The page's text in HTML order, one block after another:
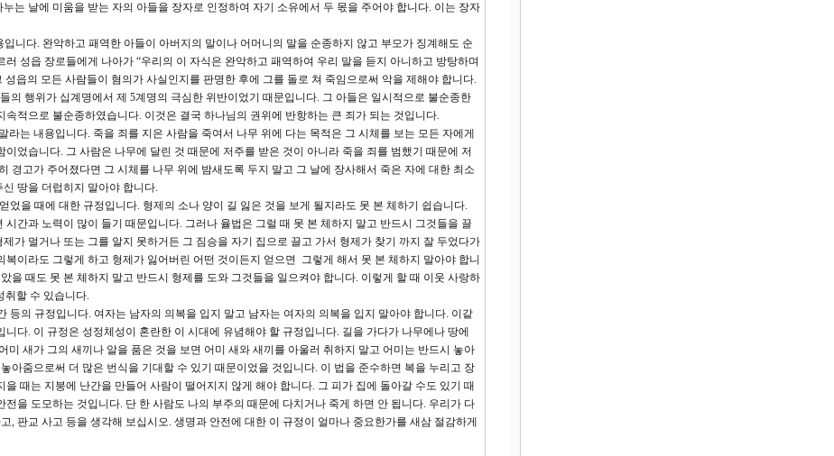
는 날에 미움을 받는 자의 아들을 장자로 인정하여 자기 소유에서 두 몫을 주어야 합니다. 이는 장자
니다. 완악하고 패역한 아들이 아버지의 말이나 어머니의 말을 순종하지 않고 부모가 징계해도 순
성읍 장로들에게 나아가 “우리의 이 자식은 완악하고 패역하여 우리 말을 듣지 아니하고 방탕하며
성읍의 모든 사람들이 혐의가 사실인지를 판명한 후에 그를 돌로 쳐 죽임으로써 악을 제해야 합니다.
의 행위가 십계명에서 제 5계명의 극심한 위반이었기 때문입니다. 그 아들은 일시적으로 불순종한
적으로 불순종하였습니다. 이것은 결국 하나님의 권위에 반항하는 큰 죄가 되는 것입니다.
라는 내용입니다. 죽을 죄를 지은 사람을 죽여서 나무 위에 다는 목적은 그 시체를 보는 모든 자에게
었습니다. 그 사람은 나무에 달린 것 때문에 저주를 받은 것이 아니라 죽을 죄를 범했기 때문에 저
경고가 주어졌다면 그 시체를 나무 위에 밤새도록 두지 말고 그 날에 장사해서 죽은 자에 대한 최소
땅을 더럽히지 말아야 합니다.
었을 때에 대한 규정입니다. 형제의 소나 양이 길 잃은 것을 보게 될지라도 못 본 체하기 쉽습니다.
간과 노력이 많이 들기 때문입니다. 그러나 율법은 그럴 때 못 본 체하지 말고 반드시 그것들을 끌
가 멀거나 또는 그를 알지 못하거든 그 짐승을 자기 집으로 끌고 가서 형제가 찾기 까지 잘 두었다가
이라도 그렇게 하고 형제가 잃어버린 어떤 것이든지 얻으면 그렇게 해서 못 본 체하지 말아야 합니
을 때도 못 본 체하지 말고 반드시 형제를 도와 그것들을 일으켜야 합니다. 이렇게 할 때 이웃 사랑하
취할 수 있습니다.
등의 규정입니다. 여자는 남자의 의복을 입지 말고 남자는 여자의 의복을 입지 말아야 합니다. 이같
다. 이 규정은 성정체성이 혼란한 이 시대에 유념해야 할 규정입니다. 길을 가다가 나무에나 땅에
미 새가 그의 새끼나 알을 품은 것을 보면 어미 새와 새끼를 아울러 취하지 말고 어미는 반드시 놓아
아줌으로써 더 많은 번식을 기대할 수 있기 때문이었을 것입니다. 이 법을 준수하면 복을 누리고 장
때는 지붕에 난간을 만들어 사람이 떨어지지 않게 해야 합니다. 그 피가 집에 돌아갈 수도 있기 때
을 도모하는 것입니다. 단 한 사람도 나의 부주의 때문에 다치거나 죽게 하면 안 됩니다. 우리가 다
, 판교 사고 등을 생각해 보십시오. 생명과 안전에 대한 이 규정이 얼마나 중요한가를 새삼 절감하게